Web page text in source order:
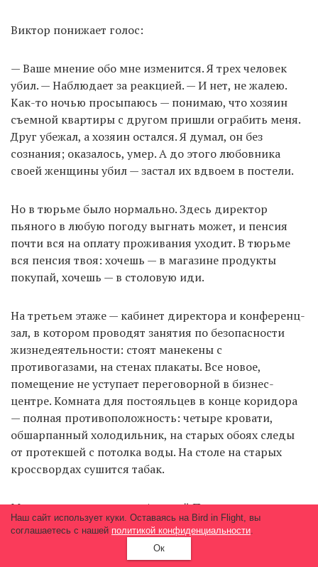
Виктор понижает голос:
— Ваше мнение обо мне изменится. Я трех человек
убил. — Наблюдает за реакцией. — И нет, не жалею.
Как-то ночью просыпаюсь — понимаю, что хозяин
съемной квартиры с другом пришли ограбить меня.
Друг убежал, а хозяин остался. Я думал, он без
сознания; оказалось, умер. А до этого любовника
своей женщины убил — застал их вдвоем в постели.
Но в тюрьме было нормально. Здесь директор
пьяного в любую погоду выгнать может, и пенсия
почти вся на оплату проживания уходит. В тюрьме
вся пенсия твоя: хочешь — в магазине продукты
покупай, хочешь — в столовую иди.
На третьем этаже — кабинет директора и конференц-
зал, в котором проводят занятия по безопасности
жизнедеятельности: стоят манекены с
противогазами, на стенах плакаты. Все новое,
помещение не уступает переговорной в бизнес-
центре. Комната для постояльцев в конце коридора
— полная противоположность: четыре кровати,
обшарпанный холодильник, на старых обоях следы
от протекшей с потолка воды. На столе на старых
кроссвордах сушится табак.
Мужчина на костылях — Алексей Пузырев.
— Одну ногу я травмировал на даче. Захожу в дом,
чувствую — странно пахнет, но сдуру щелкнул
Наш сайт использует куки. Оставаясь на Bird in Flight, вы
соглашаетесь с нашей политикой конфиденциальности.
Ок